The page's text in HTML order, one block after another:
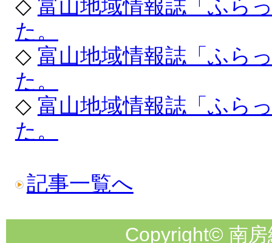
◇ 富山地域情報誌「ふら
た。
◇ 富山地域情報誌「ふら
た。
◇ 富山地域情報誌「ふら
た。
記事一覧へ
Copyright© 南